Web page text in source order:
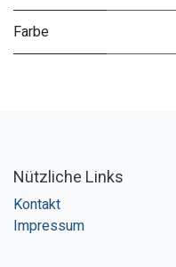
Farbe
Nützliche Links
Kontakt
Impressum